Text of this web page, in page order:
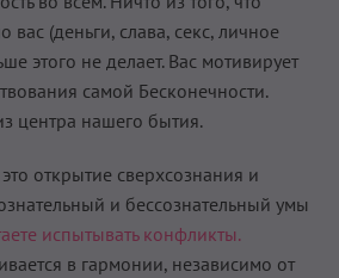
(деньги, слава, секс, личное
этого не делает. Вас мотивирует
самой Бесконечности.
центра нашего бытия.
открытие сверхсознания и
и бессознательный умы
испытывать конфликты.
в гармонии, независимо от